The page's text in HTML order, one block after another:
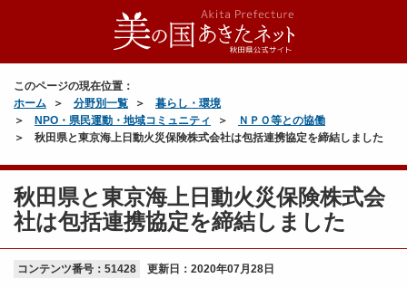
このページの現在位置：
ホーム
分野別一覧
暮らし・環境
NPO・県民運動・地域コミュニティ
ＮＰＯ等との協働
秋田県と東京海上日動火災保険株式会社は包括連携協定を締結しました
秋田県と東京海上日動火災保険株式会
社は包括連携協定を締結しました
コンテンツ番号：51428 更新日： 2020年07月28日